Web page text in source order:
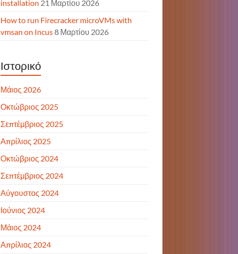
installation 21 Μαρτίου 2026
How to run Firecracker microVMs with
vmsan on Incus8 Μαρτίου 2026
Ιστορικό
Μάιος 2026
Οκτώβριος 2025
Σεπτέμβριος 2025
Απρίλιος 2025
Οκτώβριος 2024
Σεπτέμβριος 2024
Αύγουστος 2024
Ιούνιος 2024
Μάιος 2024
Απρίλιος 2024